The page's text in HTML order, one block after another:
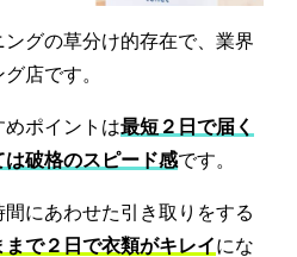
ングの草分け的存在で、業界
店です。
めポイントは最短２日で届く
破格のスピード感です。
にあわせた引き取りをする
まで２日で衣類がキレイにな